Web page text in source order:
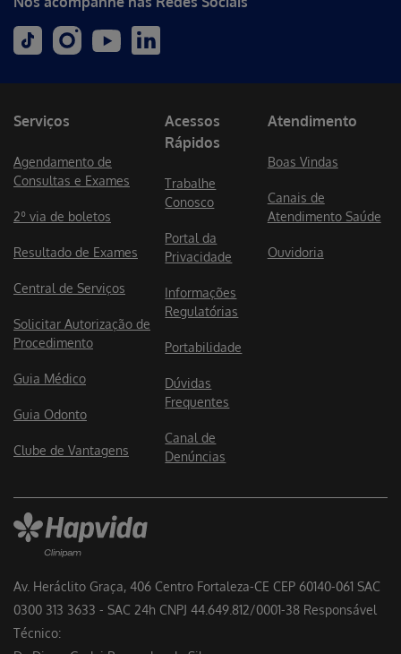
Av. Heráclito Graça, 406 Centro Fortaleza-CE CEP 60140-061 SAC
0300 313 3633 - SAC 24h CNPJ 44.649.812/0001-38 Responsável
Técnico:
Serviços
Agendamento de
Consultas e Exames
2º via de boletos
Resultado de Exames
Central de Serviços
Solicitar Autorização de
Procedimento
Guia Médico
Guia Odonto
Clube de Vantagens
Acessos
Rápidos
Trabalhe
Conosco
Portal da
Privacidade
Informações
Regulatórias
Portabilidade
Dúvidas
Frequentes
Canal de
Denúncias
Atendimento
Boas Vindas
Canais de
Atendimento Saúde
Ouvidoria